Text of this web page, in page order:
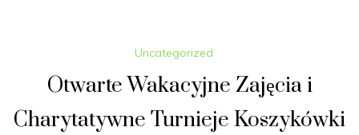
Uncategorized
Otwarte Wakacyjne Zajęcia i
Charytatywne Turnieje Koszykówki